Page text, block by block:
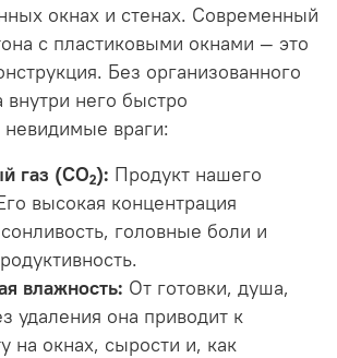
окнах и стенах. Современный
с пластиковыми окнами — это
Без организованного
внутри него быстро
невидимые враги:
газ (CO₂): Продукт нашего
высокая концентрация
головные боли и
влажность: От готовки, душа,
удаления она приводит к
на окнах, сырости и, как